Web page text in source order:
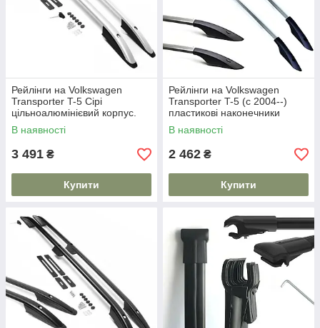
Рейлінги на Volkswagen
Transporter T-5 Сірі
цільноалюмінієвий корпус.
На 80 кг. Дуги на дах. Skyport/
В наявності
3 491 ₴
Купити
Рейлінги на Volkswagen
Transporter T-5 (c 2004--)
пластикові наконечники
В наявності
2 462 ₴
Купити